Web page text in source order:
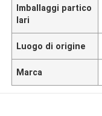
Imballaggi partico
lari
Luogo di origine
Marca